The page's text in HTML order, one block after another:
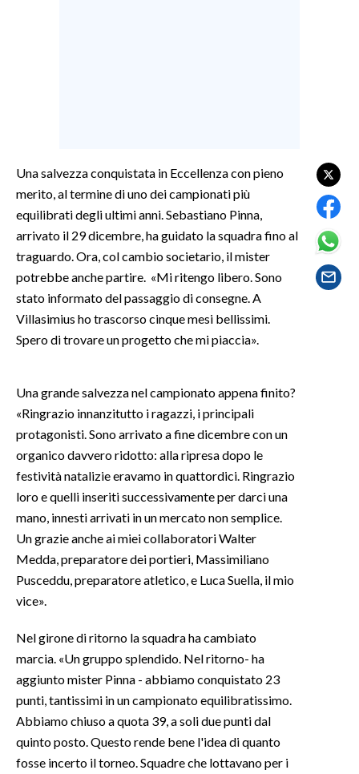
SPETTACOLI
SARDEGNA TURISMO
SARDI NEL MONDO
NOTIZIE
#CARAUNIONE
3 MINUTI CON
INFO AZIENDE
ANNUNCI
NECROLOGI
SPIAGGE
STORE
Una salvezza conquistata in Eccellenza con pieno
merito, al termine di uno dei campionati più
equilibrati degli ultimi anni. Sebastiano Pinna,
arrivato il 29 dicembre, ha guidato la squadra fino al
traguardo. Ora, col cambio societario, il mister
potrebbe anche partire. «Mi ritengo libero. Sono
stato informato del passaggio di consegne. A
Villasimius ho trascorso cinque mesi bellissimi.
Spero di trovare un progetto che mi piaccia».
Una grande salvezza nel campionato appena finito?
«Ringrazio innanzitutto i ragazzi, i principali
protagonisti. Sono arrivato a fine dicembre con un
organico davvero ridotto: alla ripresa dopo le
festività natalizie eravamo in quattordici. Ringrazio
loro e quelli inseriti successivamente per darci una
mano, innesti arrivati in un mercato non semplice.
Un grazie anche ai miei collaboratori Walter
Medda, preparatore dei portieri, Massimiliano
Pusceddu, preparatore atletico, e Luca Suella, il mio
vice».
Nel girone di ritorno la squadra ha cambiato
marcia. «Un gruppo splendido. Nel ritorno- ha
aggiunto mister Pinna - abbiamo conquistato 23
punti, tantissimi in un campionato equilibratissimo.
Abbiamo chiuso a quota 39, a soli due punti dal
quinto posto. Questo rende bene l'idea di quanto
fosse incerto il torneo. Squadre che lottavano per i